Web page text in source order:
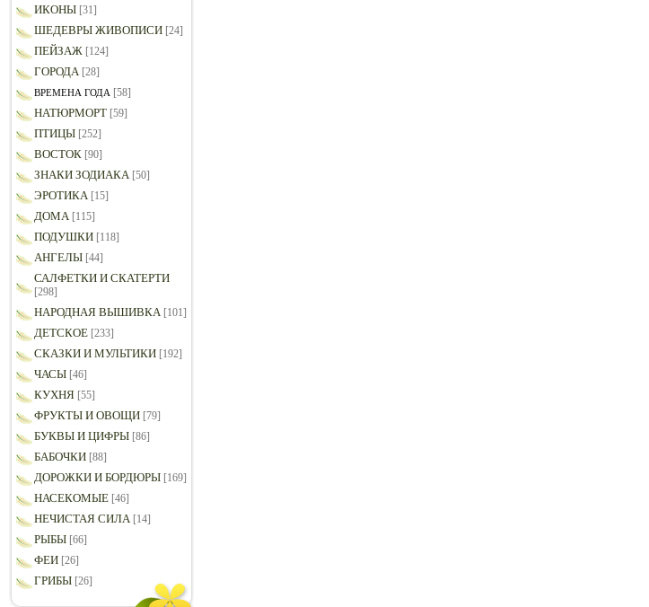
ИКОНЫ [31]
ШЕДЕВРЫ ЖИВОПИСИ [24]
ПЕЙЗАЖ [124]
ГОРОДА [28]
ВРЕМЕНА ГОДА [58]
НАТЮРМОРТ [59]
ПТИЦЫ [252]
ВОСТОК [90]
ЗНАКИ ЗОДИАКА [50]
ЭРОТИКА [15]
ДОМА [115]
ПОДУШКИ [118]
АНГЕЛЫ [44]
САЛФЕТКИ И СКАТЕРТИ
[298]
НАРОДНАЯ ВЫШИВКА [101]
ДЕТСКОЕ [233]
СКАЗКИ И МУЛЬТИКИ [192]
ЧАСЫ [46]
КУХНЯ [55]
ФРУКТЫ И ОВОЩИ [79]
БУКВЫ И ЦИФРЫ [86]
БАБОЧКИ [88]
ДОРОЖКИ И БОРДЮРЫ [169]
НАСЕКОМЫЕ [46]
НЕЧИСТАЯ СИЛА [14]
РЫБЫ [66]
ФЕИ [26]
ГРИБЫ [26]